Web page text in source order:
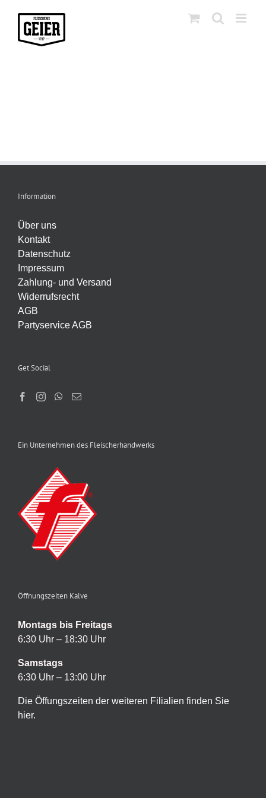
springen
Information
Über uns
Kontakt
Datenschutz
Impressum
Zahlung- und Versand
Widerrufsrecht
AGB
Partyservice AGB
Get Social
Ein Unternehmen des Fleischerhandwerks
Öffnungszeiten Kalve
Montags bis Freitags
6:30 Uhr – 18:30 Uhr
Samstags
6:30 Uhr – 13:00 Uhr
Die Öffungszeiten der weiteren Filialien finden Sie
hier.